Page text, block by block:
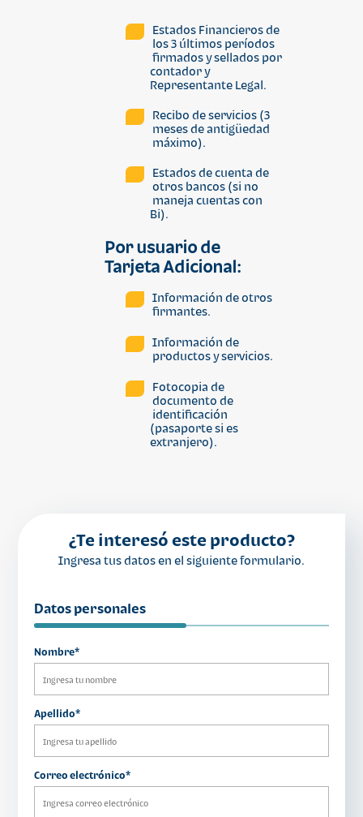
Estados Financieros de
los 3 últimos períodos
firmados y sellados por
contador y
Representante Legal.
Recibo de servicios (3
meses de antigüedad
máximo).
Estados de cuenta de
otros bancos (si no
maneja cuentas con
Bi).
Por usuario de
Tarjeta Adicional:
Información de otros
firmantes.
Información de
productos y servicios.
Fotocopia de
documento de
identificación
(pasaporte si es
extranjero).
¿Te interesó este producto?
Ingresa tus datos en el siguiente formulario.
Datos personales
Nombre*
Apellido*
Correo electrónico*